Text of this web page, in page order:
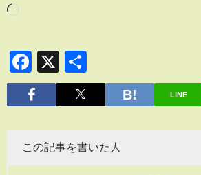
Facebook
X
有
LINE
この記事を書いた人